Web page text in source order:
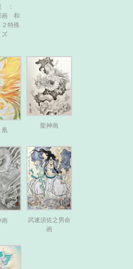
：
画 和
特殊
ズ
凰
龍神画
画
武速須佐之男命
画